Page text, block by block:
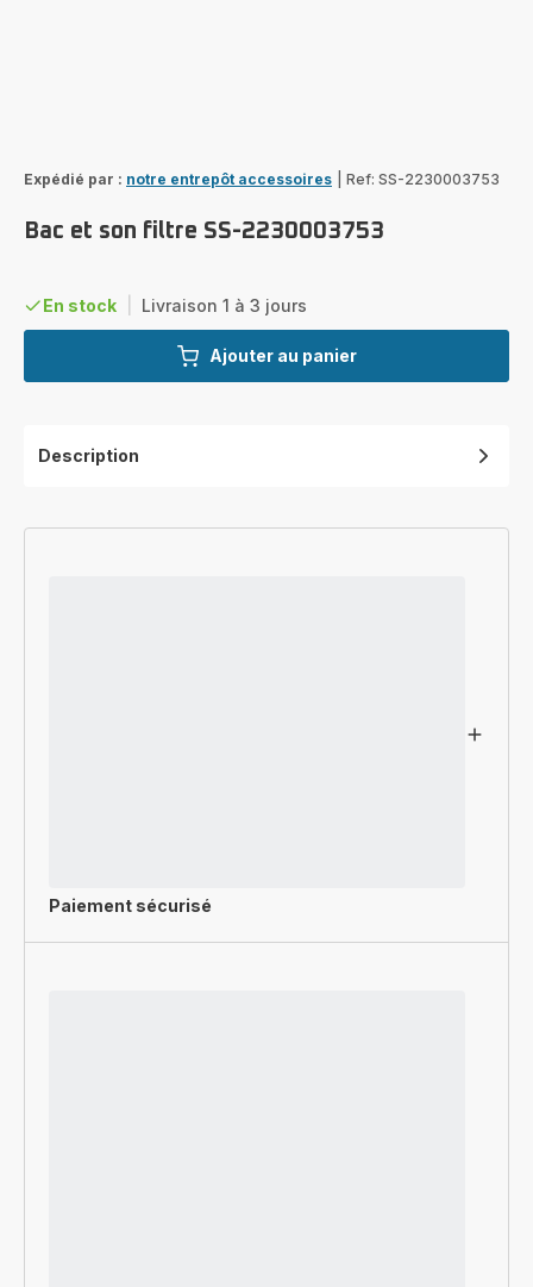
Expédié par : notre entrepôt accessoires Ref: SS-2230003753
Bac et son filtre SS-2230003753
En stock Livraison 1 à 3 jours
Ajouter au panier
Description
Paiement sécurisé